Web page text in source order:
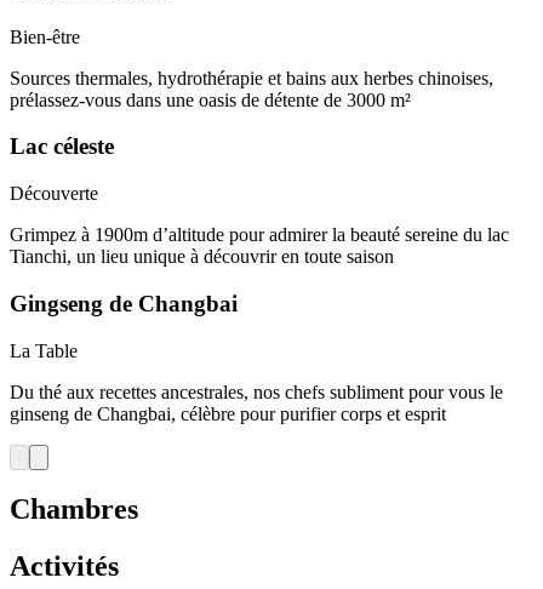
Bien-être
Sources thermales, hydrothérapie et bains aux herbes chinoises,
prélassez-vous dans une oasis de détente de 3000 m²
Lac céleste
Découverte
Grimpez à 1900m d’altitude pour admirer la beauté sereine du lac
Tianchi, un lieu unique à découvrir en toute saison
Gingseng de Changbai
La Table
Du thé aux recettes ancestrales, nos chefs subliment pour vous le
ginseng de Changbai, célèbre pour purifier corps et esprit
Chambres
Activités